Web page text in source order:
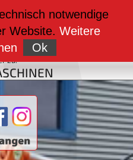
zu:
zu:
notwendige
Website. Weitere
Ok